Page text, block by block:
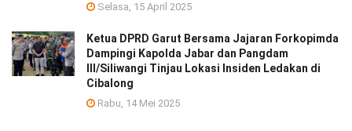
Selasa, 15 April 2025
Ketua DPRD Garut Bersama Jajaran Forkopimda
Dampingi Kapolda Jabar dan Pangdam
III/Siliwangi Tinjau Lokasi Insiden Ledakan di
Cibalong
Rabu, 14 Mei 2025